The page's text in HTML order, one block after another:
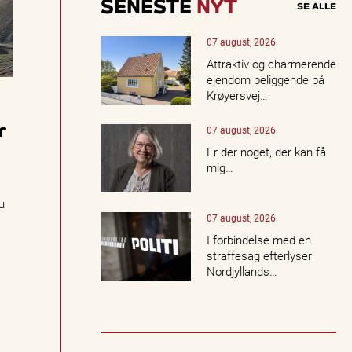
e
l
s
e
r,
n
c
e
r
r,
lt
SENESTE NYT SE ALLE
07 august, 2026
Attraktiv og charmerende
ejendom beliggende på
Krøyersvej…
07 august, 2026
Er der noget, der kan få
mig…
07 august, 2026
I forbindelse med en
straffesag efterlyser
Nordjyllands…